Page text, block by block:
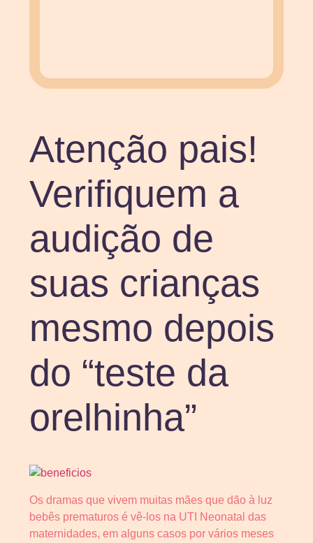
Atenção pais!
Verifiquem a
audição de
suas crianças
mesmo depois
do “teste da
orelhinha”
Os dramas que vivem muitas mães que dão à luz
bebês prematuros é vê-los na UTI Neonatal das
maternidades, em alguns casos por vários meses